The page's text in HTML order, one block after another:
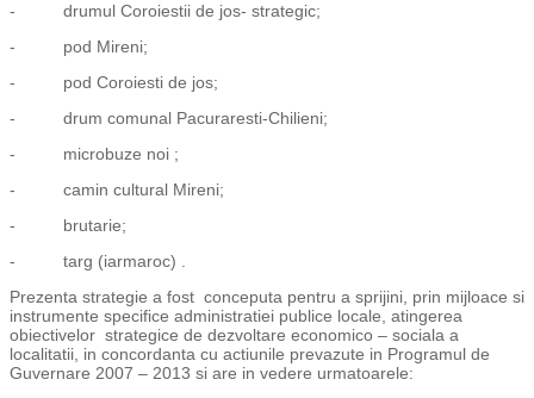
- drumul Coroiestii de jos- strategic;
- pod Mireni;
- pod Coroiesti de jos;
- drum comunal Pacuraresti-Chilieni;
- microbuze noi ;
- camin cultural Mireni;
- brutarie;
- targ (iarmaroc) .
Prezenta strategie a fost conceputa pentru a sprijini, prin mijloace si
instrumente specifice administratiei publice locale, atingerea
obiectivelor strategice de dezvoltare economico – sociala a
localitatii, in concordanta cu actiunile prevazute in Programul de
Guvernare 2007 – 2013 si are in vedere urmatoarele: